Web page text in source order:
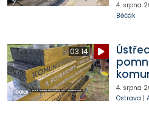
4. srpna
Běčák
03:14
4. srpna
Ostrava |